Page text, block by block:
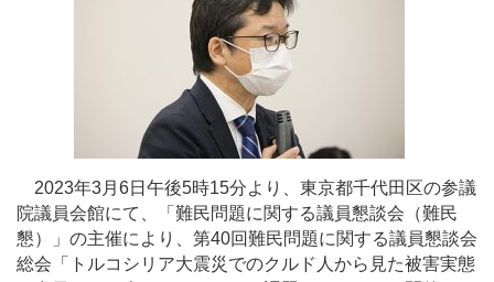
2023年3月6日午後5時15分より、東京都千代田区の参議
院議員会館にて、「難民問題に関する議員懇談会（難民
懇）」の主催により、第40回難民問題に関する議員懇談会
総会「トルコシリア大震災でのクルド人から見た被害実態